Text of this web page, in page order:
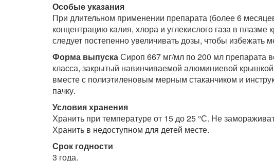
Особые указания
При длительном применении препарата (более 6
концентрацию калия, хлора и углекислого газа в
следует постепенно увеличивать дозы, чтобы избежать
Форма выпускаСироп 667 мг/мл по 200 мл препарата
класса, закрытый навинчиваемой алюминиевой
вместе с полиэтиленовым мерным стаканчиком и
пачку.
Условия хранения
Хранить при температуре от 15 до 25 °С. Не
Хранить в недоступном для детей месте.
Срок годности
3 года.